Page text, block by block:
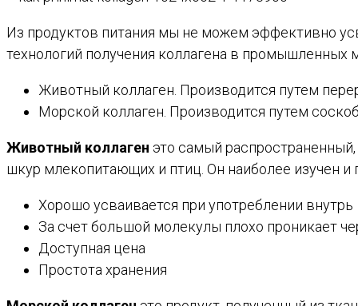
Из продуктов питания мы не можем эффективно
технологий получения коллагена в
Животный коллаген. Производится путем
Морской коллаген. Производится путем
Животный коллаген это самый
шкур млекопитающих и птиц. Он наиболее изучен и
Хорошо усваивается при употреблении внутрь
За счет большой молекулы плохо проникает
Доступная цена
Простота хранения